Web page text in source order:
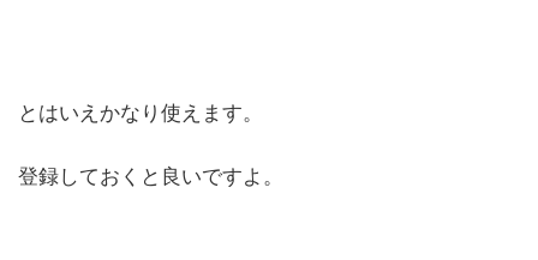
とはいえかなり使えます。
登録しておくと良いですよ。